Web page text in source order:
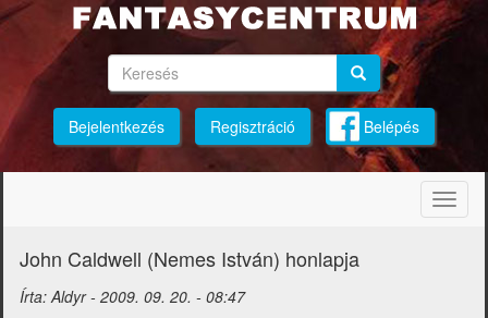
Ugrás
tartalomra
Keresés Keresés
Bejelentkezés Regisztráció Belépés
John Caldwell (Nemes István) honlapja
Írta:Aldyr- 2009. 09. 20. - 08:47